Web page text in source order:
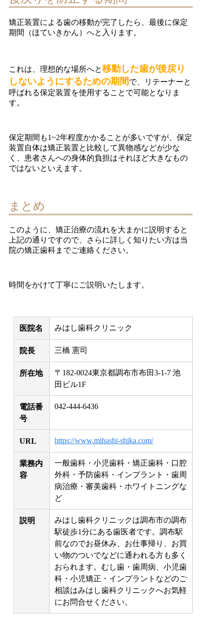
矯正装置による歯の移動が完了したら、最後に保定
期間（ほていきかん）へと入ります。
これは、理想的な場所へと移動した歯が後戻り
しないようにするための期間で、リテーナーと
呼ばれる保定装置を使用することで可能となりま
す。
保定期間も1~2年程度かかることが多いですが、保定
装置自体は矯正装置と比較して異物感などが少な
く、患者さんへの身体的負担はそれほど大きなもの
ではないといえます。
まとめ
このように、矯正治療の流れを大まかに説明すると
上記の通りですので、さらに詳しく知りたい方は当
院の矯正歯科までご連絡ください。
時間をかけて丁寧にご説明いたします。
医院名 みはし歯科クリニック
院長 三橋 憲司
所在地
〒182-0024東京都調布市布田3-1-7 池
田ビル1F
電話番
号
042-444-6436
URL https://www.mihashi-shika.com/
業務内
容
一般歯科・小児歯科・矯正歯科・口腔
外科・予防歯科・インプラント・歯周
病治療・審美歯科・ホワイトニングな
ど
説明
みはし歯科クリニックは調布市の調布
駅徒歩1分にある歯医者です。調布駅
前なのでお昼休み、お仕事帰り、お買
い物のついでなどに通われる方も多く
おられます。むし歯・歯周病、小児歯
科・小児矯正・インプラントなどのご
相談はみはし歯科クリニックへお気軽
にお問合せください。